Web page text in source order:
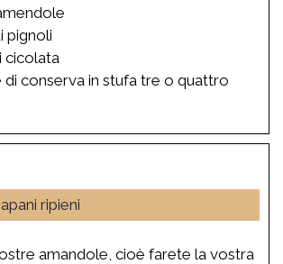
pignoli
cicolata
di conserva in stufa tre o quattro
ripieni
amandole, cioè farete la vostra